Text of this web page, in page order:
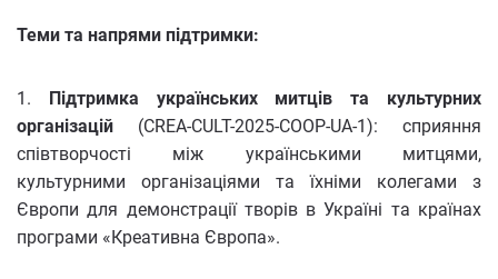
Теми та напрями підтримки:
1. Підтримка українських митців та культурних
організацій (CREA-CULT-2025-COOP-UA-1): сприяння
співтворчості між українськими митцями,
культурними організаціями та їхніми колегами з
Європи для демонстрації творів в Україні та країнах
програми «Креативна Європа».